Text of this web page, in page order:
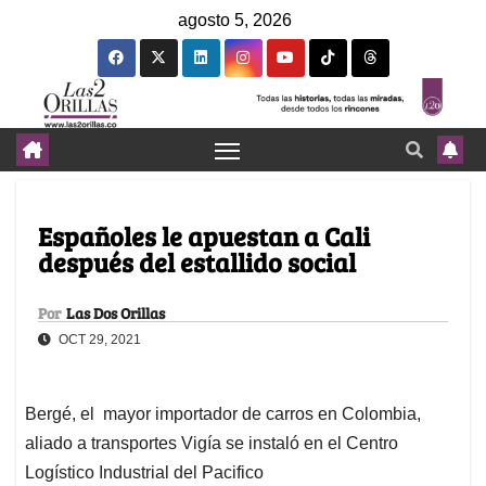
agosto 5, 2026
Españoles le apuestan a Cali
después del estallido social
Por Las Dos Orillas
OCT 29, 2021
Bergé, el mayor importador de carros en Colombia,
aliado a transportes Vigía se instaló en el Centro
Logístico Industrial del Pacifico